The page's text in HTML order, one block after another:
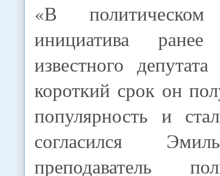
«В
инициатива
известного
короткий срок он
популярность и
согласился
преподаватель